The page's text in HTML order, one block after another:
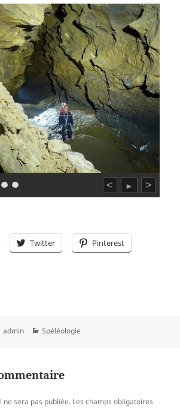
< ► >
Twitter Pinterest
Auteur
admin Catégories
Spéléologie
ne sera pas publiée. Les champs obligatoires